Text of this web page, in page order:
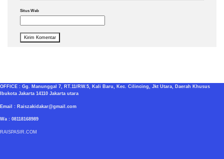
Situs Web
OFFICE : Gg. Manunggal 7, RT.11/RW.5, Kali Baru, Kec. Cilincing, Jkt Utara, Daerah Khusus
Ibukota Jakarta 14110 Jakarta utara
Email : Raiszakidakar@gmail.com
Wa : 08118168989
RAISPASIR.COM